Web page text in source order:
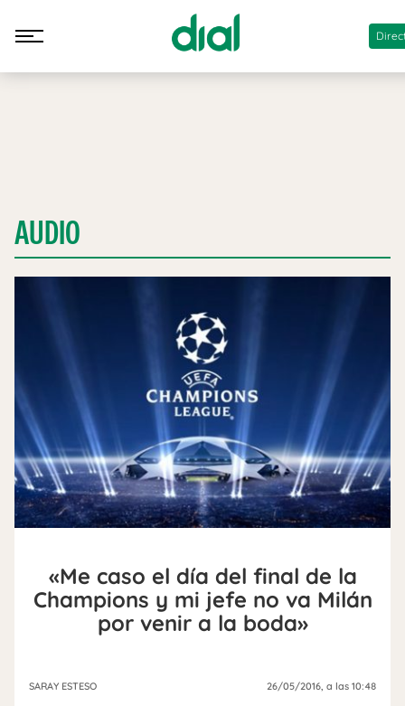
AUDIO
«Me caso el día del final de la
Champions y mi jefe no va Milán
por venir a la boda»
SARAY ESTESO 26/05/2016 , a las 10:48